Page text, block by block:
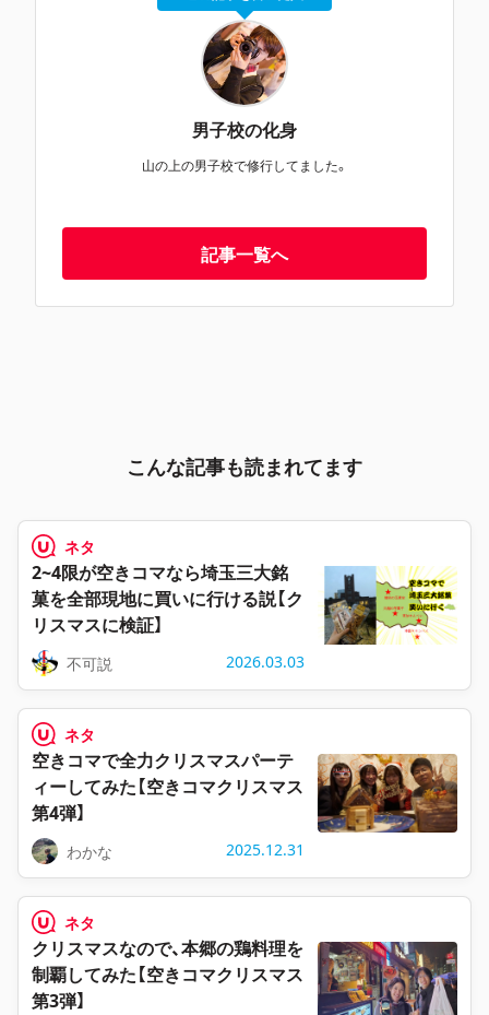
男子校の化身
山の上の男子校で修行してました。
記事一覧へ
こんな記事も読まれてます
ネタ
2~4限が空きコマなら埼玉三大銘
菓を全部現地に買いに行ける説【ク
リスマスに検証】
不可説 2026.03.03
ネタ
空きコマで全力クリスマスパーテ
ィーしてみた【空きコマクリスマス
第4弾】
わかな 2025.12.31
ネタ
クリスマスなので、本郷の鶏料理を
制覇してみた【空きコマクリスマス
第3弾】